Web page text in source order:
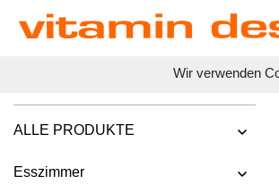
Wir verwenden
ALLE PRODUKTE
Esszimmer